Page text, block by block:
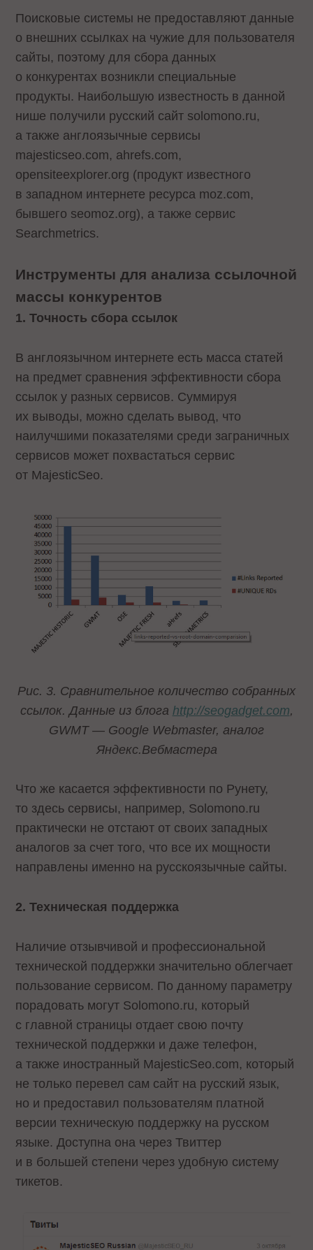
Поисковые системы не предоставляют данные
о внешних ссылках на чужие для пользователя
сайты, поэтому для сбора данных
о конкурентах возникли специальные
продукты. Наибольшую известность в данной
нише получили русский сайт solomono.ru,
а также англоязычные сервисы
majesticseo.com, ahrefs.com,
opensiteexplorer.org (продукт известного
в западном интернете ресурса moz.com,
бывшего seomoz.org), а также сервис
Searchmetrics.
Инструменты для анализа ссылочной
массы конкурентов
1. Точность сбора ссылок
В англоязычном интернете есть масса статей
на предмет сравнения эффективности сбора
ссылок у разных сервисов. Суммируя
их выводы, можно сделать вывод, что
наилучшими показателями среди заграничных
сервисов может похвастаться сервис
от MajesticSeo.
Рис. 3. Сравнительное количество собранных
ссылок. Данные из блога http://seogadget.com,
GWMT— Google Webmaster, аналог
Яндекс.Вебмастера
Что же касается эффективности по Рунету,
то здесь сервисы, например, Solomono.ru
практически не отстают от своих западных
аналогов за счет того, что все их мощности
направлены именно на русскоязычные сайты.
2. Техническая поддержка
Наличие отзывчивой и профессиональной
технической поддержки значительно облегчает
пользование сервисом. По данному параметру
порадовать могут Solomono.ru, который
с главной страницы отдает свою почту
технической поддержки и даже телефон,
а также иностранный MajesticSeo.com, который
не только перевел сам сайт на русский язык,
но и предоставил пользователям платной
версии техническую поддержку на русском
языке. Доступна она через Твиттер
и в большей степени через удобную систему
тикетов.